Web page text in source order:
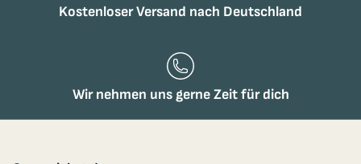
Kostenloser Versand nach Deutschland
Wir nehmen uns gerne Zeit für dich